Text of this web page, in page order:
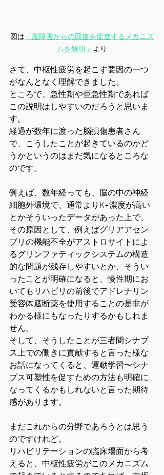
図は 「脳障害からの回復を促進するメカニズ
ムを解明」 より
さて、中枢性疲労を起こす要因の一つ
がなんとなく理解できました。
ところで、急性期や亜急性期であれば
この説明はしやすいのだろうと思いま
す。
経過が数年に渡った脳損傷患者さん
で、こうしたことが起きているのかど
うかというのはまだ気になるところな
のです。
例えば、数年経っても、脳の中の神経
細胞外環境で、通常よりK+濃度が高い
とかそういったデータがあった上で、
その原因として、例えばグリアアセン
ブリの機能不全がアストロサイトによ
るグリンファティックシステムの構造
的な問題が残存しやすいとか、そうい
ったことが明確になると、慢性期にお
いてもリハビリの前後でアドレナリン
受容体遮断薬を使用することの是非が
わかる様にもなったりするかもしれま
せん。
そして、そうしたことが三者間シナプ
ス上での働きに貢献すると言った様な
お話になってくると、運動学習〜シナ
プス可塑性を促すための方法も明確に
なってくるかもしれないと言った期待
感があります。
まだこれからの分野であろうとは思う
のですけれど。
リハビリテーションの臨床場面から考
えると、中枢性疲労がこのメカニズム